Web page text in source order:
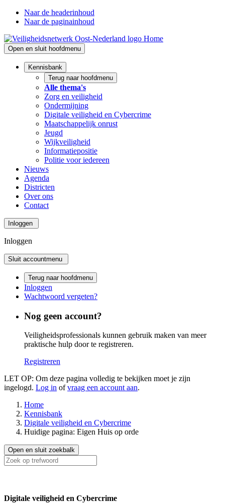
Naar de headerinhoud
Naar de paginainhoud
Home
Open en sluit hoofdmenu
Kennisbank
Terug naar hoofdmenu
Alle thema's
Zorg en veiligheid
Ondermijning
Digitale veiligheid en Cybercrime
Maatschappelijk onrust
Jeugd
Wijkveiligheid
Informatiepositie
Politie voor iedereen
Nieuws
Agenda
Districten
Over ons
Contact
Inloggen
Inloggen
Sluit accountmenu
Terug naar hoofdmenu
Inloggen
Wachtwoord vergeten?
Nog geen account?
Veiligheidsprofessionals kunnen gebruik maken van meer
praktische hulp door te registreren.
Registreren
LET OP: Om deze pagina volledig te bekijken moet je zijn
ingelogd. Log in ofvraag een account aan.
Home
Kennisbank
Digitale veiligheid en Cybercrime
Huidige pagina: Eigen Huis op orde
Open en sluit zoekbalk
Digitale veiligheid en Cybercrime